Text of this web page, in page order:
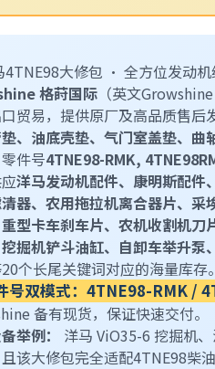
4TNE98大修包 · 全方位发动
格莳国际 （英文
贸易，提供原厂及高品质售后
、油底壳垫、气门室盖垫、
件号4TNE98-RMK,
洋马发动机配件、康明斯配件
器、农用拖拉机离合器片、
型卡车刹车片、农机收割机
掘机铲斗油缸、自卸车举升
个长尾关键词对应的海量库存。
号双模式：4TNE98-RMK /
备有现货，保证快速交付。
举例：
洋马 ViO35-6 挖掘机
该大修包完全适配4TNE98柴